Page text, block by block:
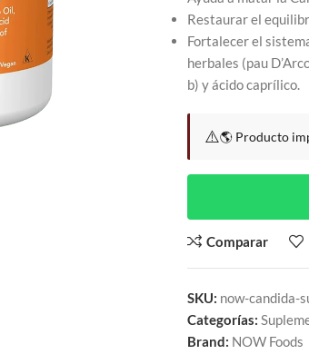
Restaurar el
Fortalecer el
herbales (pau
b) y ácido caprílico.
⚠️🌎 Producto
Comparar
SKU: now-candida-
Categorías:
Brand: NOW Foods